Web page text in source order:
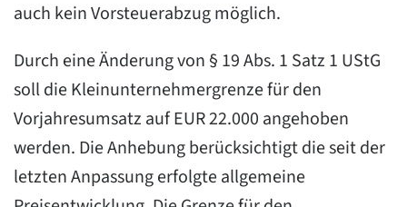
auch kein Vorsteuerabzug möglich.
Durch eine Änderung von § 19 Abs. 1 Satz 1 UStG
soll die Kleinunternehmergrenze für den
Vorjahresumsatz auf EUR 22.000 angehoben
werden. Die Anhebung berücksichtigt die seit der
letzten Anpassung erfolgte allgemeine